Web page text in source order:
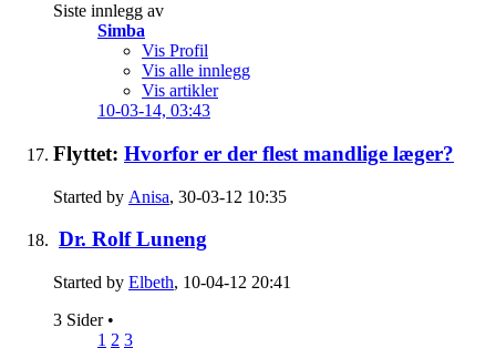
Siste innlegg av
Simba
Vis Profil
Vis alle innlegg
Vis artikler
10-03-14, 03:43
Flyttet: Hvorfor er der flest mandlige læger?
Started by Anisa, 30-03-12 10:35
Dr. Rolf Luneng
Started by Elbeth, 10-04-12 20:41
3 Sider •
1 2 3